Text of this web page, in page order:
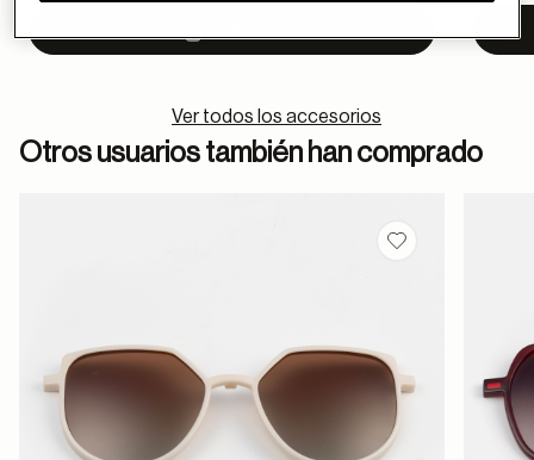
Ver todos los accesorios
Otros usuarios también han comprado
Guardar en